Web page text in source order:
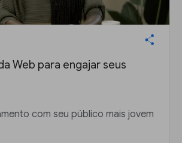
Web para engajar seus
com seu público mais jovem